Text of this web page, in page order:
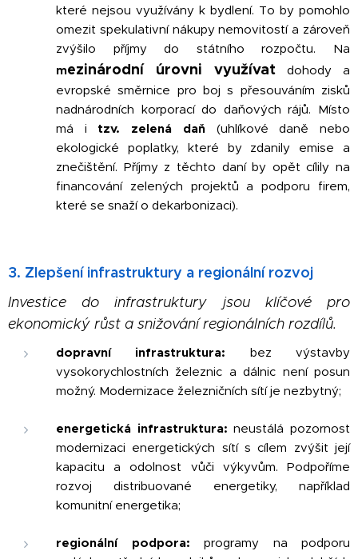
které nejsou využívány k bydlení. To by pomohlo
omezit spekulativní nákupy nemovitostí a zároveň
zvýšilo příjmy do státního rozpočtu. Na
mezinárodní úrovni využívat dohody a
evropské směrnice pro boj s přesouváním zisků
nadnárodních korporací do daňových rájů. Místo
má i tzv. zelená daň(uhlíkové daně nebo
ekologické poplatky, které by zdanily emise a
znečištění. Příjmy z těchto daní by opět cílily na
financování zelených projektů a podporu firem,
které se snaží o dekarbonizaci).
3. Zlepšení infrastruktury a regionální rozvoj
Investice do infrastruktury jsou klíčové pro
ekonomický růst a snižování regionálních rozdílů.
dopravní infrastruktura: bez výstavby
vysokorychlostních železnic a dálnic není posun
možný. Modernizace železničních sítí je nezbytný;
energetická infrastruktura: neustálá pozornost
modernizaci energetických sítí s cílem zvýšit její
kapacitu a odolnost vůči výkyvům. Podpoříme
rozvoj distribuované energetiky, například
komunitní energetika;
regionální podpora: programy na podporu